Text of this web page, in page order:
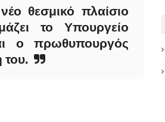
θεσμικό πλαίσιο
το Υπουργείο
ο πρωθυπουργός